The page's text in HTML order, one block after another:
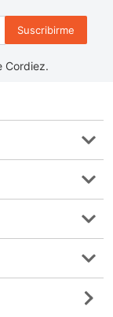
Suscribirme
Cordiez.